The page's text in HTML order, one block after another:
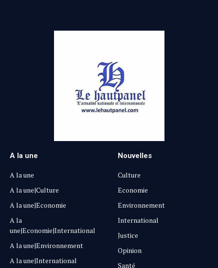
A la une
A la une
A la une|Culture
A la une|Economie
A la
une|Economie|International
A la une|Environnement
A la une|International
Nouvelles
Culture
Economie
Environnement
International
Justice
Opinion
Santé